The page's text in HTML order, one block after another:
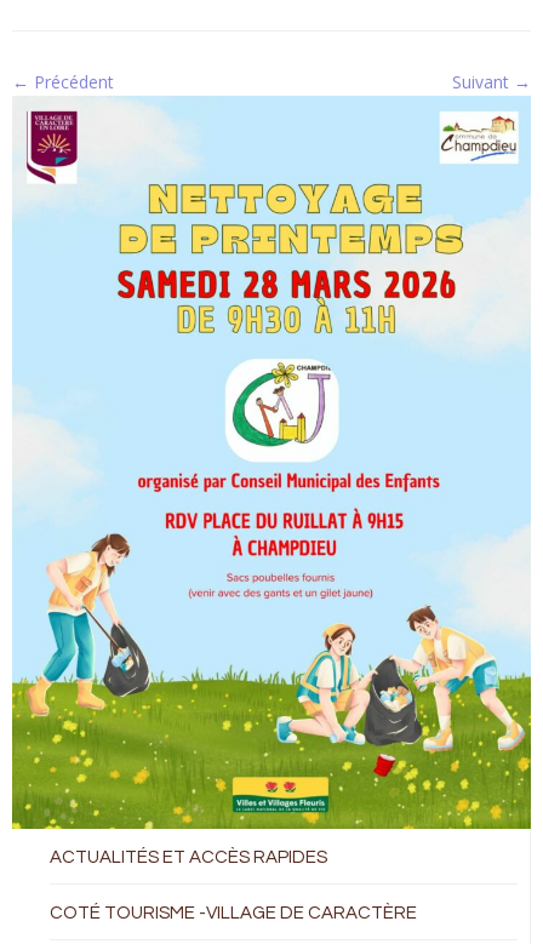
← Précédent Suivant →
ACTUALITÉS ET ACCÈS RAPIDES
COTÉ TOURISME -VILLAGE DE CARACTÈRE